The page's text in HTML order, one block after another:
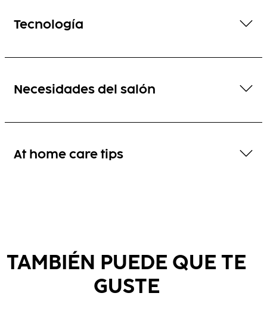
Tecnología
Necesidades del salón
At home care tips
TAMBIÉN PUEDE QUE TE
GUSTE